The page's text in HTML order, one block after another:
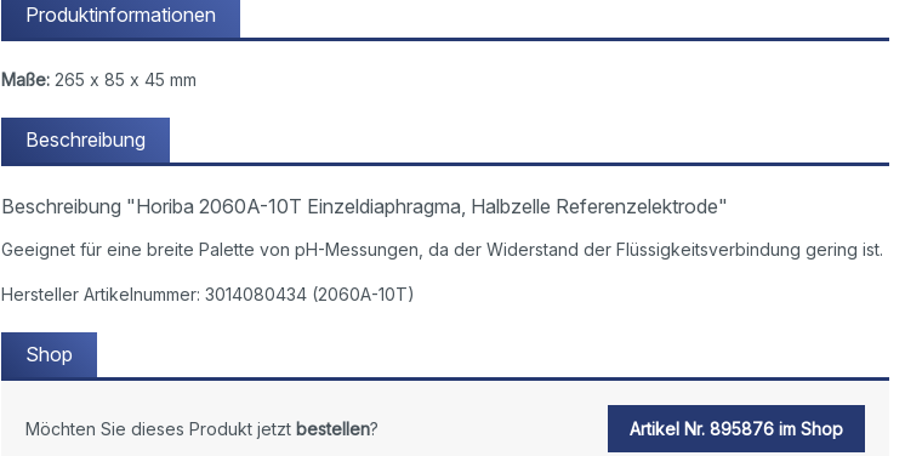
Produktinformationen
Maße:265 x 85 x 45 mm
Beschreibung
Beschreibung "Horiba 2060A-10T Einzeldiaphragma, Halbzelle Referenzelektrode"
Geeignet für eine breite Palette von pH-Messungen, da der Widerstand der Flüssigkeitsverbindung gering ist.
Hersteller Artikelnummer: 3014080434 (2060A-10T)
Shop
Möchten Sie dieses Produkt jetzt bestellen? Artikel Nr. 895876 im Shop